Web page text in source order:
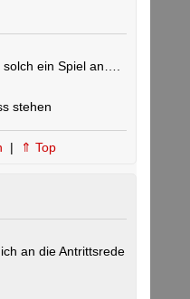
ein Spiel an….
stehen
| ⇑ Top
an die Antrittsrede